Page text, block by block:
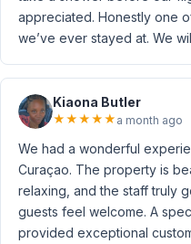
appreciated. Honestly one
we’ve ever stayed at. We
Kiaona Butler
★★★★★ a month ago
We had a wonderful
Curaçao. The property is
relaxing, and the staff truly
guests feel welcome. A
provided exceptional